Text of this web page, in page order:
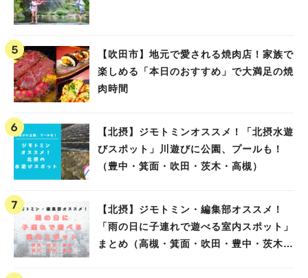
【吹田市】地元で愛される焼肉店！家族で
楽しめる「本日のおすすめ」で大満足の焼
肉時間
【北摂】ジモトミンオススメ！「北摂水遊
びスポット」川遊びに公園、プールも！
（豊中・箕面・吹田・茨木・高槻）
【北摂】ジモトミン・編集部オススメ！
「雨の日に子連れで遊べる室内スポット」
まとめ（高槻・箕面・吹田・豊中・茨木・